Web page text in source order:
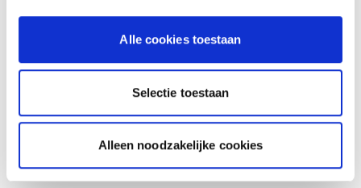
Alle cookies toestaan
Selectie toestaan
Alleen noodzakelijke cookies